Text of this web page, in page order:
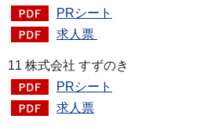
PRシート
求人票
11 株式会社 すずのき
PRシート
求人票